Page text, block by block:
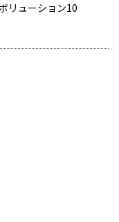
リューション10